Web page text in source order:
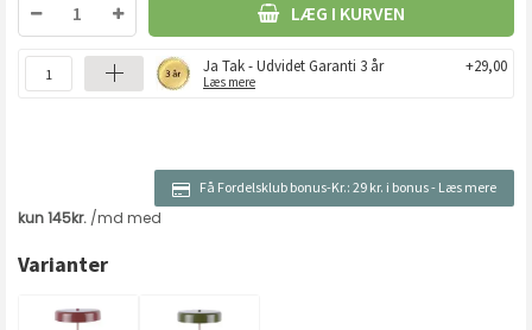
LÆG I KURVEN
Ja Tak - Udvidet Garanti 3 år
Læs mere
+29,00
Få Fordelsklub bonus-Kr.: 29 kr. i bonus- Læs mere
Varianter